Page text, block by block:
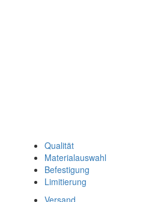
Qualität
Materialauswahl
Befestigung
Limitierung
Versand